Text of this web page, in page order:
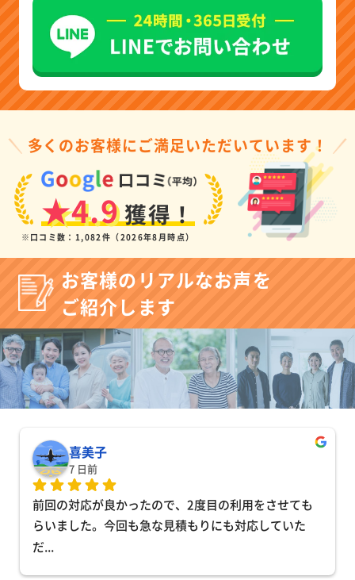
多くのお客様にご満足いただいています！
★4.9獲得！
※口コミ数：1,082件（2026年8月時点）
お客様のリアルなお声を
ご紹介します
喜美子
7 日前
前回の対応が良かったので、2度目の利用をさせても
らいました。今回も急な見積もりにも対応していた
だ...